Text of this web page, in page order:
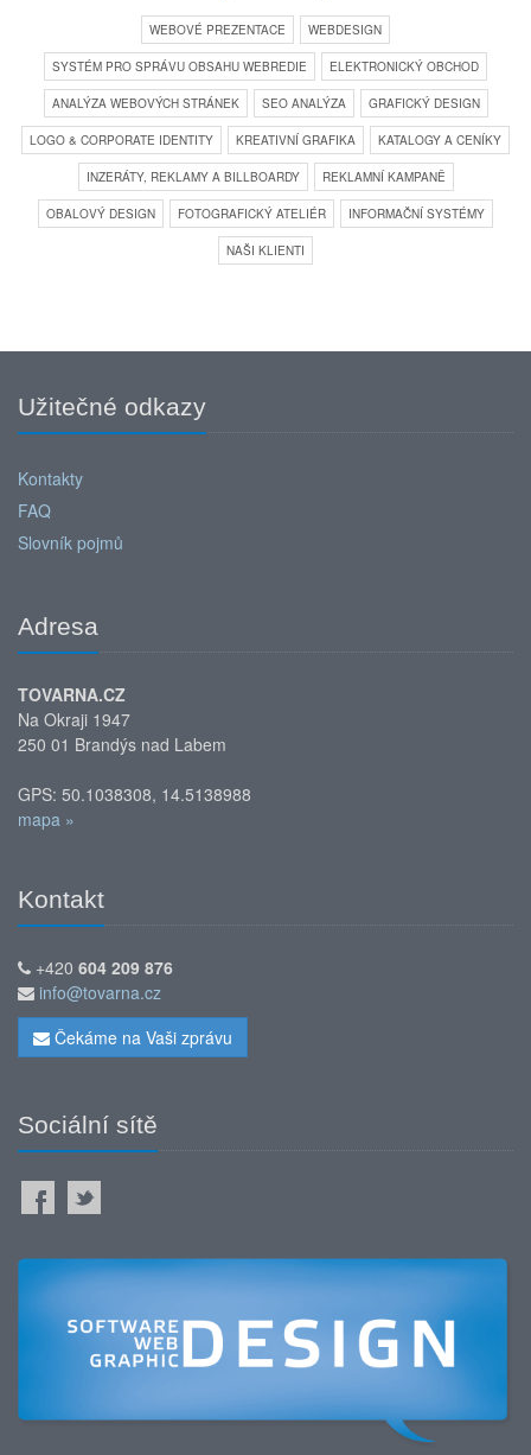
WEBOVÉ PREZENTACE WEBDESIGN
SYSTÉM PRO SPRÁVU OBSAHU WEBREDIE ELEKTRONICKÝ OBCHOD
ANALÝZA WEBOVÝCH STRÁNEK SEO ANALÝZA GRAFICKÝ DESIGN
LOGO & CORPORATE IDENTITY KREATIVNÍ GRAFIKA KATALOGY A CENÍKY
INZERÁTY, REKLAMY A BILLBOARDY REKLAMNÍ KAMPANĚ
OBALOVÝ DESIGN FOTOGRAFICKÝ ATELIÉR INFORMAČNÍ SYSTÉMY
NAŠI KLIENTI
Užitečné odkazy
Kontakty
FAQ
Slovník pojmů
Adresa
TOVARNA.CZ
Na Okraji 1947
250 01 Brandýs nad Labem
GPS: 50.1038308, 14.5138988
mapa »
Kontakt
+420 604 209 876
info@tovarna.cz
Čekáme na Vaši zprávu
Sociální sítě